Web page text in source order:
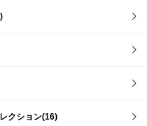
クション(16)